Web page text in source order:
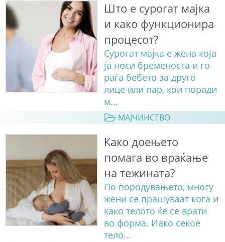
Што е сурогат мајка
и како функционира
процесот?
Сурогат мајка е жена која
ја носи бременоста и го
раѓа бебето за друго
лице или пар, кои поради
м...
МАЈЧИНСТВО
Како доењето
помага во враќање
на тежината?
По породувањето, многу
жени се прашуваат кога и
како телото ќе се врати
во форма. Иако секое
тело...